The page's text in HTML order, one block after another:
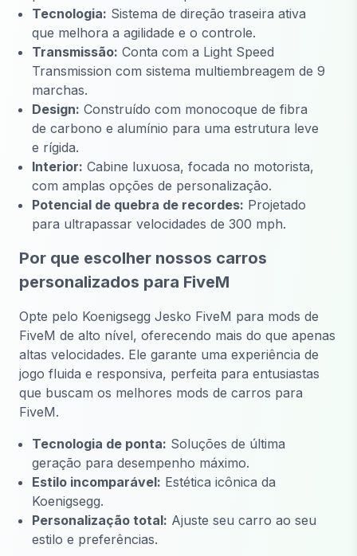
Tecnologia: Sistema de direção traseira ativa
que melhora a agilidade e o controle.
Transmissão: Conta com a Light Speed
Transmission com sistema multiembreagem de 9
marchas.
Design: Construído com monocoque de fibra
de carbono e alumínio para uma estrutura leve
e rígida.
Interior: Cabine luxuosa, focada no motorista,
com amplas opções de personalização.
Potencial de quebra de recordes: Projetado
para ultrapassar velocidades de 300 mph.
Por que escolher nossos carros
personalizados para FiveM
Opte pelo Koenigsegg Jesko FiveM para mods de
FiveM de alto nível, oferecendo mais do que apenas
altas velocidades. Ele garante uma experiência de
jogo fluida e responsiva, perfeita para entusiastas
que buscam os melhores mods de carros para
FiveM.
Tecnologia de ponta: Soluções de última
geração para desempenho máximo.
Estilo incomparável: Estética icônica da
Koenigsegg.
Personalização total: Ajuste seu carro ao seu
estilo e preferências.